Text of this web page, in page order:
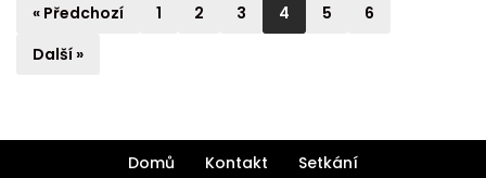
« Předchozí 1 2 3 4 5
6
Další »
Domů Kontakt
Setkání